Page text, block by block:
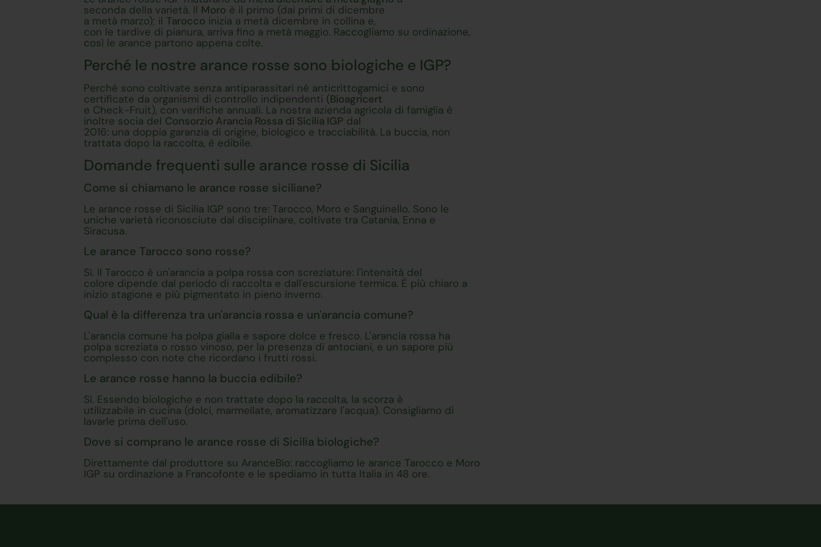
seconda della varietà. Il Moro è il primo (dai primi di dicembre
a metà marzo); il Tarocco inizia a metà dicembre in collina e,
con le tardive di pianura, arriva fino a metà maggio. Raccogliamo su ordinazione,
così le arance partono appena colte.
Perché le nostre arance rosse sono biologiche e IGP?
Perché sono coltivate senza antiparassitari né anticrittogamici e sono
certificate da organismi di controllo indipendenti (Bioagricert
e Check-Fruit), con verifiche annuali. La nostra azienda agricola di famiglia è
inoltre socia del Consorzio Arancia Rossa di Sicilia IGP dal
2016: una doppia garanzia di origine, biologico e tracciabilità. La buccia, non
trattata dopo la raccolta, è edibile.
Domande frequenti sulle arance rosse di Sicilia
Come si chiamano le arance rosse siciliane?
Le arance rosse di Sicilia IGP sono tre: Tarocco, Moro e Sanguinello. Sono le
uniche varietà riconosciute dal disciplinare, coltivate tra Catania, Enna e
Siracusa.
Le arance Tarocco sono rosse?
Sì. Il Tarocco è un'arancia a polpa rossa con screziature: l'intensità del
colore dipende dal periodo di raccolta e dall'escursione termica. È più chiaro a
inizio stagione e più pigmentato in pieno inverno.
Qual è la differenza tra un'arancia rossa e un'arancia comune?
L'arancia comune ha polpa gialla e sapore dolce e fresco. L'arancia rossa ha
polpa screziata o rosso vinoso, per la presenza di antociani, e un sapore più
complesso con note che ricordano i frutti rossi.
Le arance rosse hanno la buccia edibile?
Sì. Essendo biologiche e non trattate dopo la raccolta, la scorza è
utilizzabile in cucina (dolci, marmellate, aromatizzare l'acqua). Consigliamo di
lavarle prima dell'uso.
Dove si comprano le arance rosse di Sicilia biologiche?
Direttamente dal produttore su AranceBio: raccogliamo le arance Tarocco e Moro
IGP su ordinazione a Francofonte e le spediamo in tutta Italia in 48 ore.